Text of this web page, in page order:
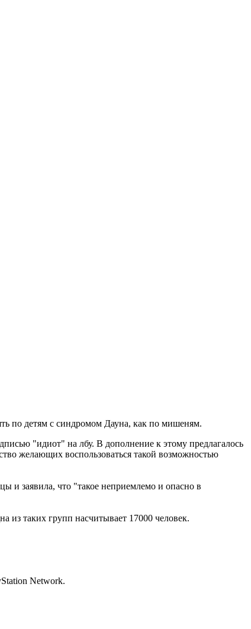
по детям с синдромом Дауна, как по мишеням.
"идиот" на лбу. В дополнение к этому предлагалось
желающих воспользоваться такой возможностью
и заявила, что "такое неприемлемо и опасно в
из таких групп насчитывает 17000 человек.
Network.